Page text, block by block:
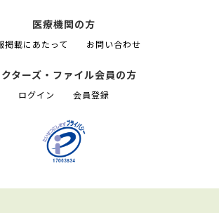
医療機関の方
掲載にあたって お問い合わせ
クターズ・ファイル会員の方
ログイン 会員登録